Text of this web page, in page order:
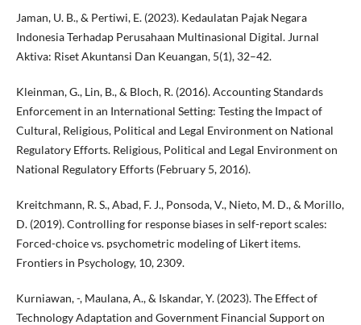
Jaman, U. B., & Pertiwi, E. (2023). Kedaulatan Pajak Negara
Indonesia Terhadap Perusahaan Multinasional Digital. Jurnal
Aktiva: Riset Akuntansi Dan Keuangan, 5(1), 32–42.
Kleinman, G., Lin, B., & Bloch, R. (2016). Accounting Standards
Enforcement in an International Setting: Testing the Impact of
Cultural, Religious, Political and Legal Environment on National
Regulatory Efforts. Religious, Political and Legal Environment on
National Regulatory Efforts (February 5, 2016).
Kreitchmann, R. S., Abad, F. J., Ponsoda, V., Nieto, M. D., & Morillo,
D. (2019). Controlling for response biases in self-report scales:
Forced-choice vs. psychometric modeling of Likert items.
Frontiers in Psychology, 10, 2309.
Kurniawan, -, Maulana, A., & Iskandar, Y. (2023). The Effect of
Technology Adaptation and Government Financial Support on